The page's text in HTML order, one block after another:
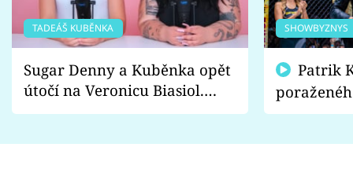
TADEÁŠ KUBĚNKA
Sugar Denny a Kuběnka opět
útočí na Veronicu Biasiol.
Proč je podle nich falešná a
SHOWBYZNYS
fanoušci